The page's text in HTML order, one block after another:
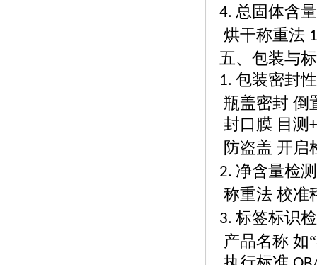
4. 总固体含
烘干称重法
五、包装与
1. 包装密封
瓶盖密封 倒
封口膜 目测 +
防盗盖 开启
2. 净含量检测
称重法 校准
3. 标签标识
产品名称 如